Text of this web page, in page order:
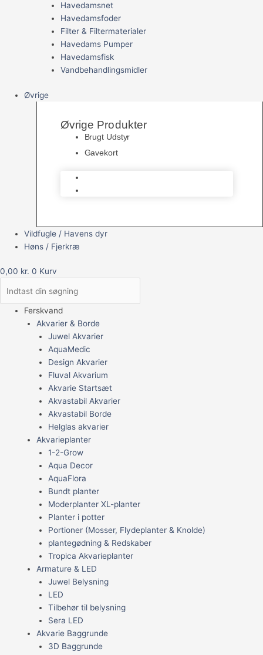
Havedamsnet
Havedamsfoder
Filter & Filtermaterialer
Havedams Pumper
Havedamsfisk
Vandbehandlingsmidler
Øvrige
Øvrige Produkter
Brugt Udstyr
Gavekort
Vildfugle / Havens dyr
Høns / Fjerkræ
0,00 kr. 0 Kurv
Ferskvand
Akvarier & Borde
Juwel Akvarier
AquaMedic
Design Akvarier
Fluval Akvarium
Akvarie Startsæt
Akvastabil Akvarier
Akvastabil Borde
Helglas akvarier
Akvarieplanter
1-2-Grow
Aqua Decor
AquaFlora
Bundt planter
Moderplanter XL-planter
Planter i potter
Portioner (Mosser, Flydeplanter & Knolde)
plantegødning & Redskaber
Tropica Akvarieplanter
Armature & LED
Juwel Belysning
LED
Tilbehør til belysning
Sera LED
Akvarie Baggrunde
3D Baggrunde